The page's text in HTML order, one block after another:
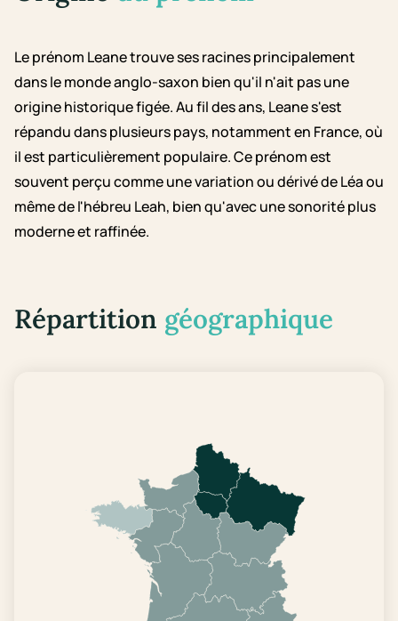
Le prénom Leane trouve ses racines principalement
dans le monde anglo-saxon bien qu'il n'ait pas une
origine historique figée. Au fil des ans, Leane s'est
répandu dans plusieurs pays, notamment en France, où
il est particulièrement populaire. Ce prénom est
souvent perçu comme une variation ou dérivé de Léa ou
même de l'hébreu Leah, bien qu'avec une sonorité plus
moderne et raffinée.
Répartition géographique